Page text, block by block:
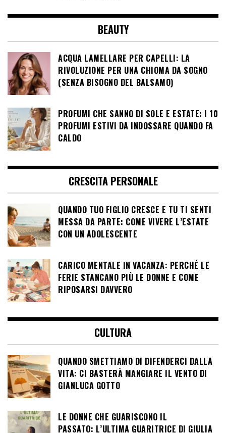
BEAUTY
ACQUA LAMELLARE PER CAPELLI: LA
RIVOLUZIONE PER UNA CHIOMA DA SOGNO
(SENZA BISOGNO DEL BALSAMO)
PROFUMI CHE SANNO DI SOLE E ESTATE: I 10
PROFUMI ESTIVI DA INDOSSARE QUANDO FA
CALDO
CRESCITA PERSONALE
QUANDO TUO FIGLIO CRESCE E TU TI SENTI
MESSA DA PARTE: COME VIVERE L’ESTATE
CON UN ADOLESCENTE
CARICO MENTALE IN VACANZA: PERCHÉ LE
FERIE STANCANO PIÙ LE DONNE E COME
RIPOSARSI DAVVERO
CULTURA
QUANDO SMETTIAMO DI DIFENDERCI DALLA
VITA: CI BASTERÀ MANGIARE IL VENTO DI
GIANLUCA GOTTO
LE DONNE CHE GUARISCONO IL
PASSATO: L’ULTIMA GUARITRICE DI GIULIA